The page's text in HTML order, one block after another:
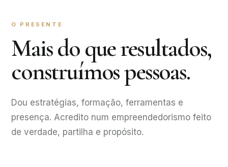
O PRESENTE
Mais do que resultados,
construímos pessoas.
Dou estratégias, formação, ferramentas e
presença. Acredito num empreendedorismo feito
de verdade, partilha e propósito.